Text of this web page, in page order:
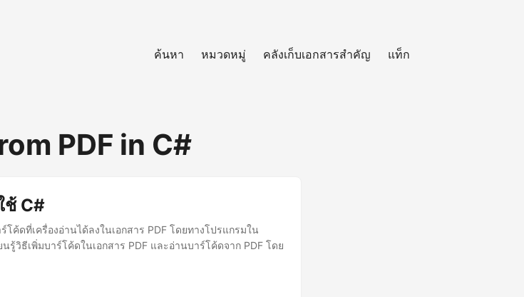
ค้นหา หมวดหมู่ คลังเก็บเอกสารสำคัญ แท็ก
PDF in C#
ช้ C#
ดที่เครื่องอ่านได้ลงในเอกสาร PDF โดยทางโปรแกรมใน
วิธีเพิ่มบาร์โค้ดในเอกสาร PDF และอ่านบาร์โค้ดจาก PDF โดย